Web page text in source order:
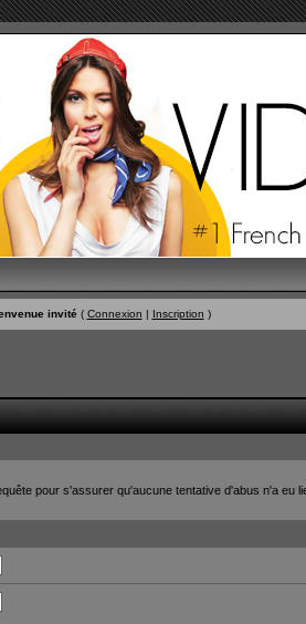
invité( Connexion | Inscription )
pour s'assurer qu'aucune tentative d'abus n'a